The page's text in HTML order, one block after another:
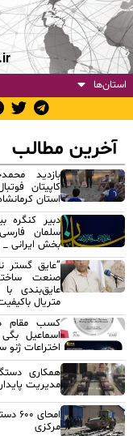
استان‌ها
آخرین مطالب
بازدید
کاپیتان
استان
دبیر کنگره
سلمان
بخش ایرانی
“عایق گستر
صنعت
عایق‌بندی
متریال
کسب مقام
اسماعیل
اختراعات
همکاری
مدیریت
مرکزی